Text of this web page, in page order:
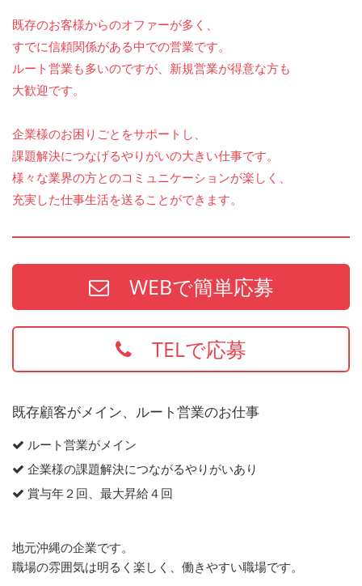
既存のお客様からのオファーが多く、
すでに信頼関係がある中での営業です。
ルート営業も多いのですが、新規営業が得意な方も
大歓迎です。
企業様のお困りごとをサポートし、
課題解決につなげるやりがいの大きい仕事です。
様々な業界の方とのコミュニケーションが楽しく、
充実した仕事生活を送ることができます。
WEBで簡単応募
TELで応募
既存顧客がメイン、ルート営業のお仕事
ルート営業がメイン
企業様の課題解決につながるやりがいあり
賞与年２回、最大昇給４回
地元沖縄の企業です。
職場の雰囲気は明るく楽しく、働きやすい職場です。